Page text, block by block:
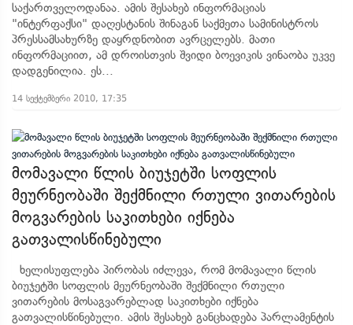
საქართველოდანაა. ამის შესახებ ინფორმაციას
"ინტერფაქსი" დაღესტანის შინაგან საქმეთა სამინისტროს
პრესსამსახურზე დაყრდნობით ავრცელებს. მათი
ინფორმაციით, ამ დროისთვის შვიდი ბოევიკის ვინაობა უკვე
დადგენილია. ეს...
14 სექტემბერი 2010, 17:35
მომავალი წლის ბიუჯეტში სოფლის
მეურნეობაში შექმნილი რთული ვითარების
მოგვარების საკითხები იქნება
გათვალისწინებული
ხელისუფლება პირობას იძლევა, რომ მომავალი წლის
ბიუჯეტში სოფლის მეურნეობაში შექმნილი რთული
ვითარების მოსაგვარებლად საკითხები იქნება
გათვალისწინებული. ამის შესახებ განცხადება პარლამენტის